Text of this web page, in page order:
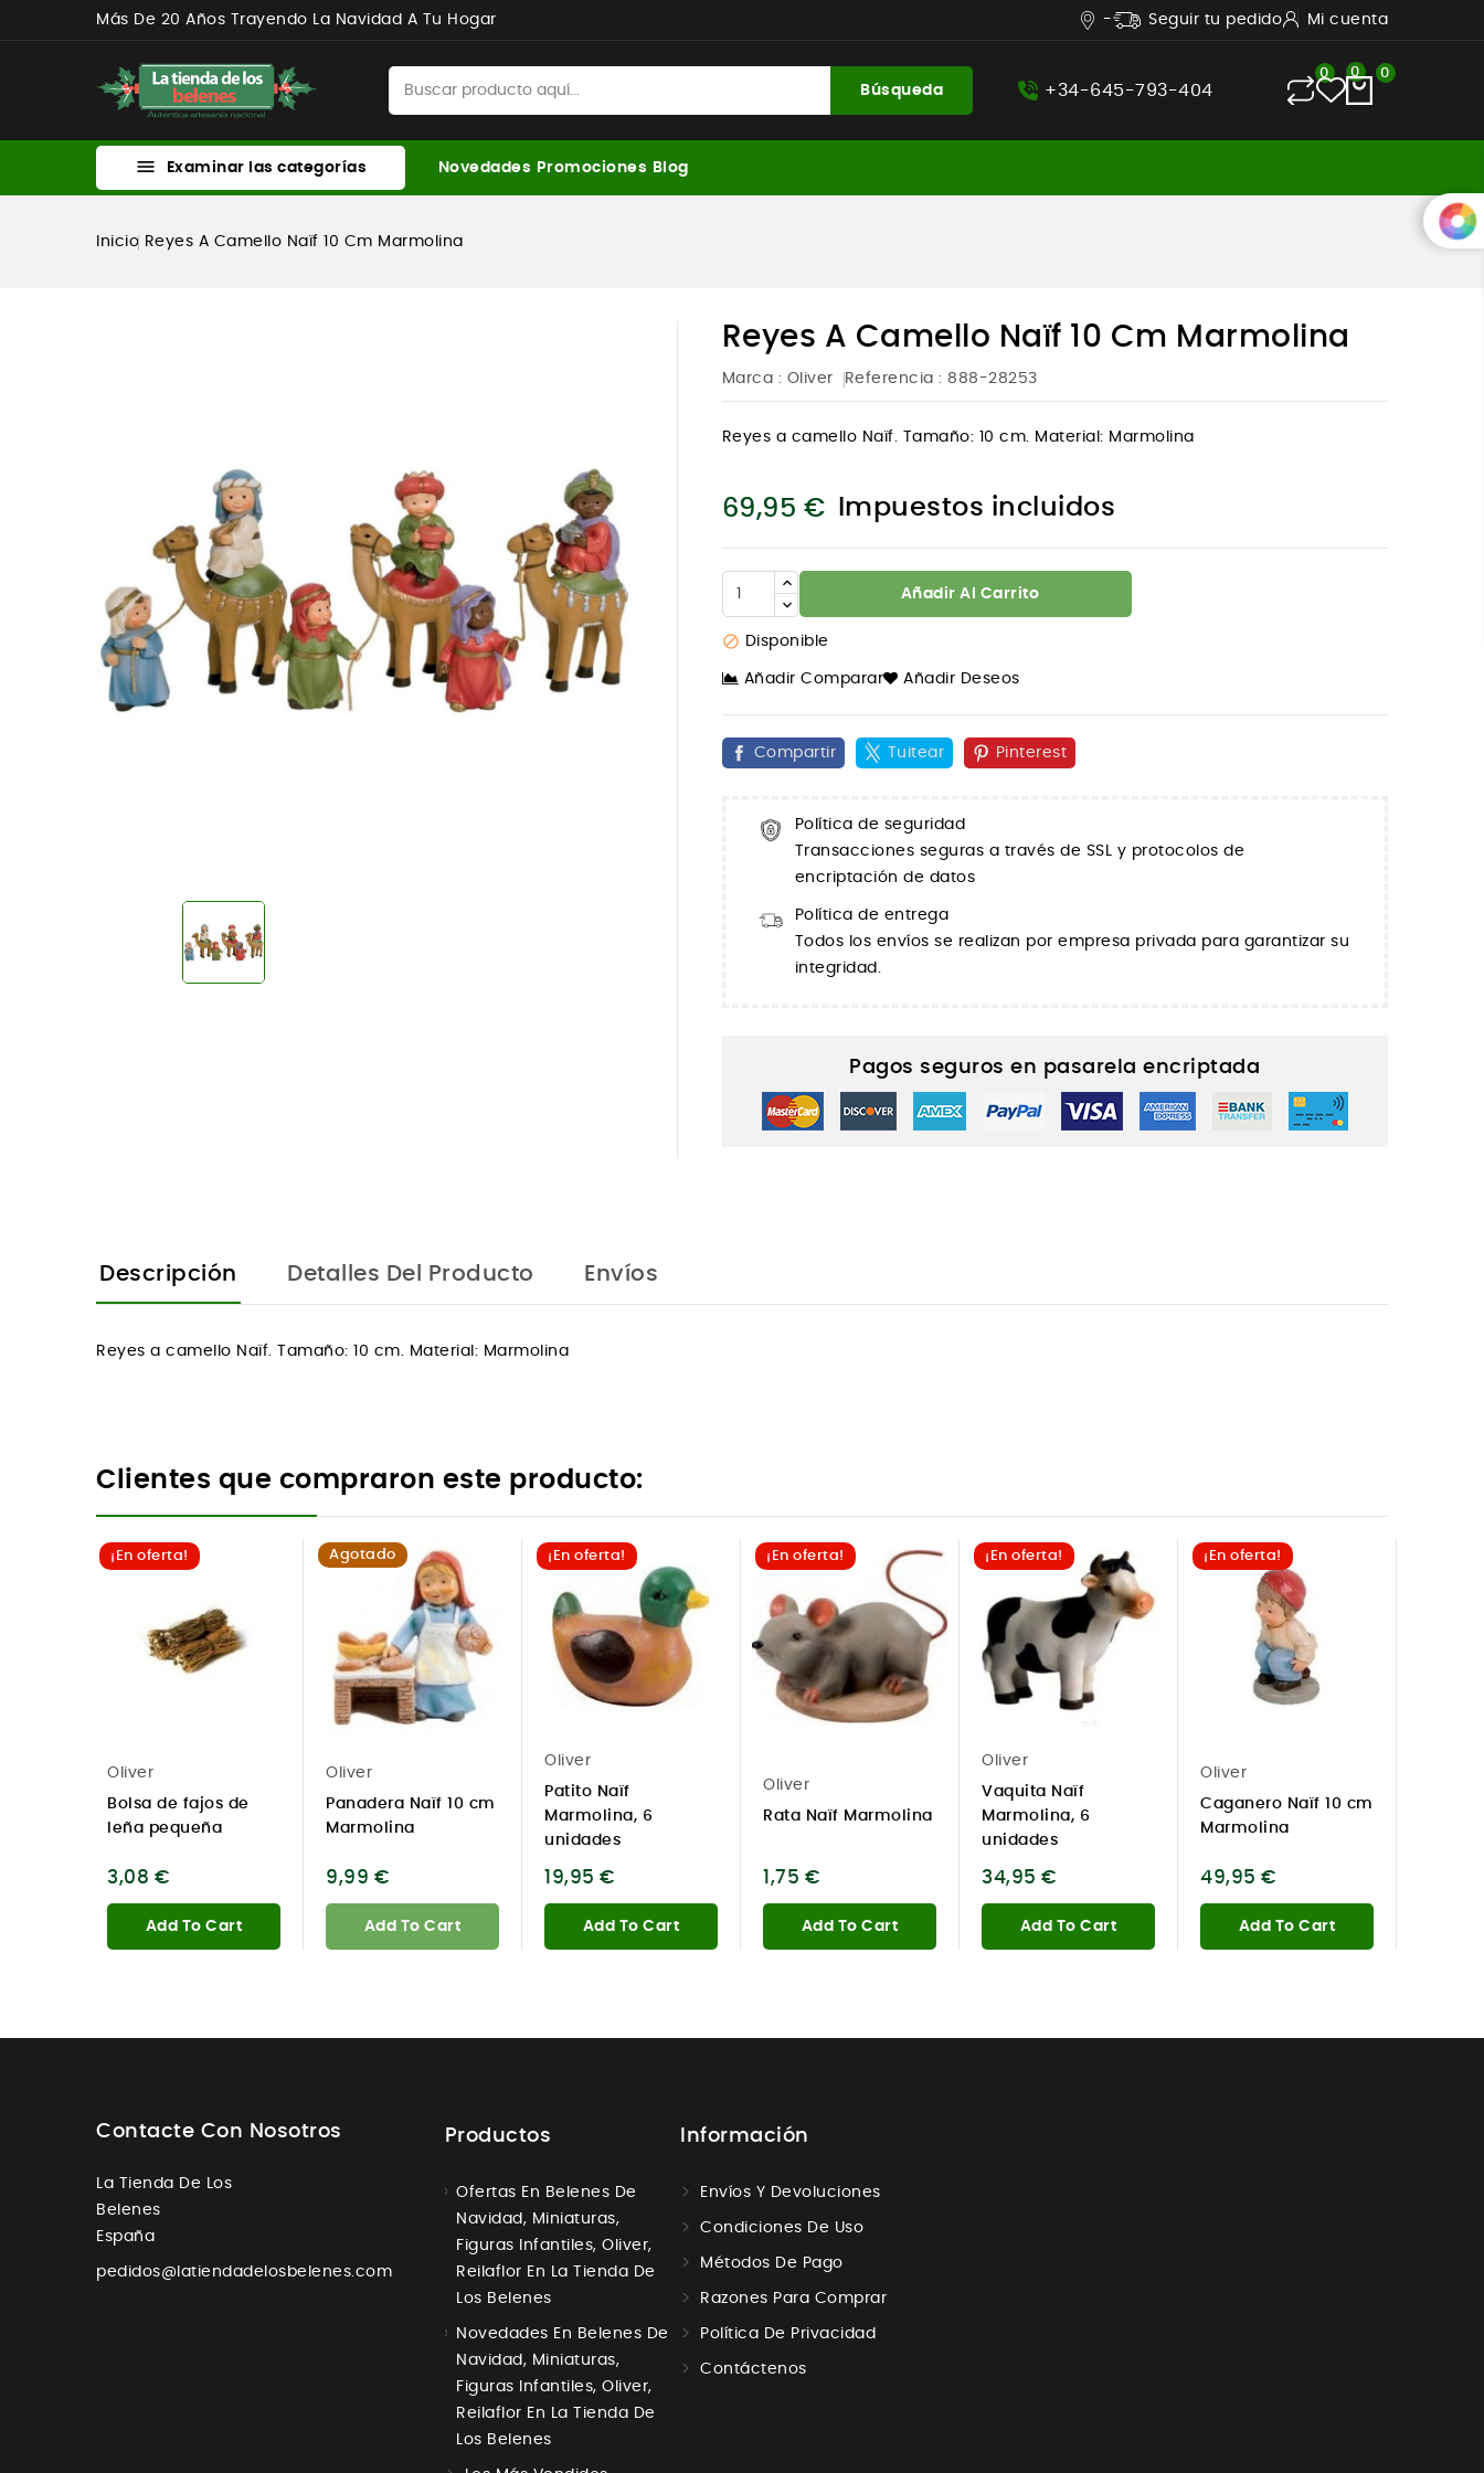
Más De 20 Años Trayendo La Navidad A Tu Hogar - Seguir tu pedido Mi cuenta
Búsqueda +34-645-793-404
0 0 0
 Examinar las categorías Novedades Promociones Blog
Inicio Reyes A Camello Naïf 10 Cm Marmolina
Reyes A Camello Naïf 10 Cm Marmolina
Marca : Oliver Referencia : 888-28253
Reyes a camello Naïf. Tamaño: 10 cm. Material: Marmolina
69,95 € Impuestos incluidos
Añadir Al Carrito
 Disponible
Añadir Comparar Añadir Deseos
Compartir Tuitear Pinterest
Política de seguridad
Transacciones seguras a través de SSL y protocolos de
encriptación de datos
Política de entrega
Todos los envíos se realizan por empresa privada para garantizar su
integridad.
Pagos seguros en pasarela encriptada
Descripción Detalles Del Producto Envíos
Reyes a camello Naïf. Tamaño: 10 cm. Material: Marmolina
Clientes que compraron este producto:
¡En oferta!
Oliver
Bolsa de fajos de
leña pequeña
3,08 €
Add To Cart
Agotado
Oliver
Panadera Naïf 10 cm
Marmolina
9,99 €
Add To Cart
¡En oferta!
Oliver
Patito Naïf
Marmolina, 6
unidades
19,95 €
Add To Cart
¡En oferta!
Oliver
Rata Naïf Marmolina
1,75 €
Add To Cart
¡En oferta!
Oliver
Vaquita Naïf
Marmolina, 6
unidades
34,95 €
Add To Cart
¡En oferta!
Oliver
Caganero Naïf 10 cm
Marmolina
49,95 €
Add To Cart
Contacte Con Nosotros
La Tienda De Los
Belenes
España
pedidos@latiendadelosbelenes.com
Productos
Ofertas En Belenes De
Navidad, Miniaturas,
Figuras Infantiles, Oliver,
Reilaflor En La Tienda De
Los Belenes
Novedades En Belenes De
Navidad, Miniaturas,
Figuras Infantiles, Oliver,
Reilaflor En La Tienda De
Los Belenes
Información
Envíos Y Devoluciones
Condiciones De Uso
Métodos De Pago
Razones Para Comprar
Política De Privacidad
Contáctenos